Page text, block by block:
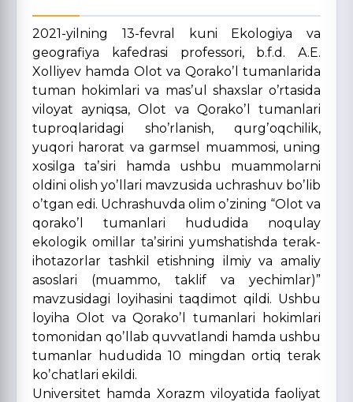
2021-yilning 13-fevral kuni Ekologiya va
geografiya kafedrasi professori, b.f.d. А.E.
Xolliyev hamda Olot va Qorakoʼl tumanlarida
tuman hokimlari va masʼul shaxslar oʼrtasida
viloyat ayniqsa, Olot va Qorakoʼl tumanlari
tuproqlaridagi shoʼrlanish, qurgʼoqchilik,
yuqori harorat va garmsel muammosi, uning
xosilga taʼsiri hamda ushbu muammolarni
oldini olish yoʼllari mavzusida uchrashuv boʼlib
oʼtgan edi. Uchrashuvda olim oʼzining “Olot va
qorakoʼl tumanlari hududida noqulay
ekologik omillar taʼsirini yumshatishda terak-
ihotazorlar tashkil etishning ilmiy va amaliy
asoslari (muammo, taklif va yechimlar)”
mavzusidagi loyihasini taqdimot qildi. Ushbu
loyiha Olot va Qorakoʼl tumanlari hokimlari
tomonidan qoʼllab quvvatlandi hamda ushbu
tumanlar hududida 10 mingdan ortiq terak
koʼchatlari ekildi.
Universitet hamda Xorazm viloyatida faoliyat